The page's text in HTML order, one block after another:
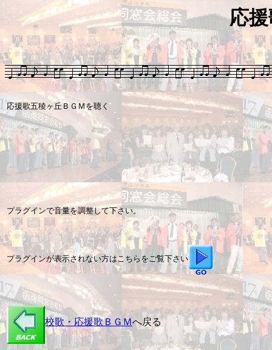
応
応援歌五稜ヶ丘ＢＧＭを聴く
プラグインで音量を調整して下さい。
プラグインが表示されない方はこちらをご覧下さい
校歌・応援歌ＢＧＭへ戻る